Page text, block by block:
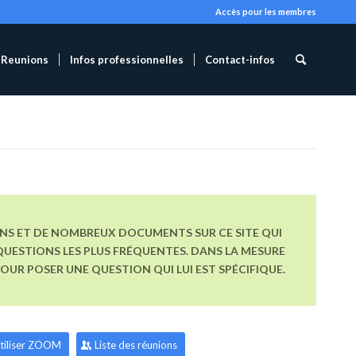
Accès pour les membres
Reunions Infos professionnelles Contact-infos
ET DE NOMBREUX DOCUMENTS SUR CE SITE QUI
LES PLUS FRÉQUENTES. DANS LA MESURE
POSER UNE QUESTION QUI LUI EST SPÉCIFIQUE.
ZOOM Liste des réunions